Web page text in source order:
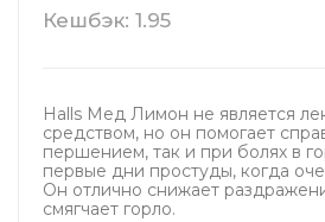
Кешбэк: 1.95
Halls Мед Лимон не является
средством, но он помогает
першением, так и при болях в
первые дни простуды, когда
Он отлично снижает
смягчает горло.